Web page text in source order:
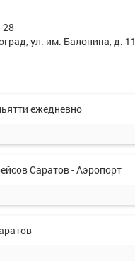
28
ул. им. Балонина, д. 11
ежедневно
Саратов - Аэропорт